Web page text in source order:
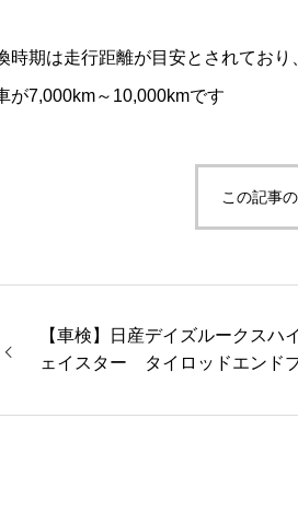
時期は走行距離が目安とされてお
が7,000km～10,000kmです
この記事
【車検】日産デイズルークスハ
ェイスター タイロッドエンド